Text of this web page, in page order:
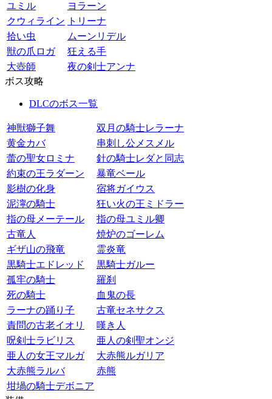
ユミル
ヨラーン
クウィライン
トリーナ
拾い虫
ムーンリデル
獣の爪ロガ
狂える手
大壺師
夜の剣士アンナ
ボス攻略
DLCのボス一覧
神獣獅子舞
双月の騎士レラーナ
黄金カバ
串刺し公メスメル
蕾の聖女ロミナ
針の騎士レダと同志
約束の王ラダーン
暴竜ベール
影樹の化身
宿将ガイウス
泥濘の騎士
狂い火の王ミドラー
指の母メーテール
指の母ユミル卿
古竜人
焼炉のゴーレム
ギザ山の飛竜
霊炎竜
黒騎士エドレッド
黒騎士ガルー
孤牢の騎士
羅刹
死の騎士
血鬼の長
ラーナの踊り子
古竜セネサクス
責問の古老イオリ
嘆き人
呪剣士ラビリス
亜人の剣聖オンジ
亜人の女王マルガ
大赤熊ルガリア
大赤熊ラルバ
赤熊
坩堝の騎士デボニア